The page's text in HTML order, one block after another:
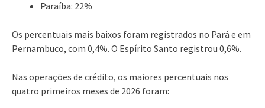
Paraíba: 22%
Os percentuais mais baixos foram registrados no Pará e em
Pernambuco, com 0,4%. O Espírito Santo registrou 0,6%.
Nas operações de crédito, os maiores percentuais nos
quatro primeiros meses de 2026 foram: